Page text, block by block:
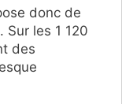
donc de
Sur les 1 120
des